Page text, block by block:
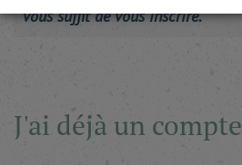
vous suffit de vous inscrire.
J'ai déjà un compte